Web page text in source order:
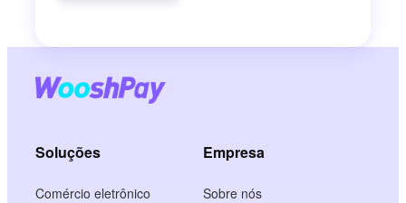
Soluções
Comércio eletrônico
Empresa
Sobre nós